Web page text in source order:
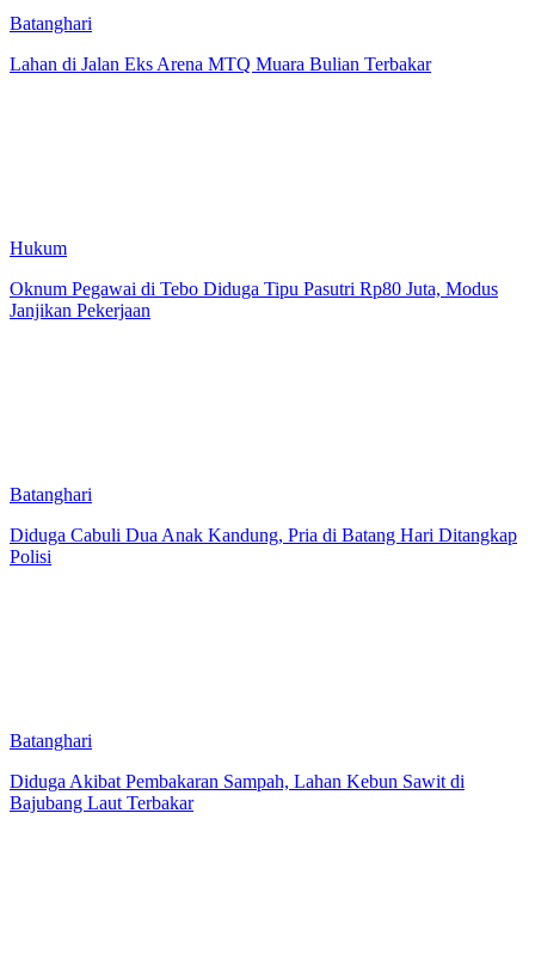
Batanghari
Lahan di Jalan Eks Arena MTQ Muara Bulian Terbakar
Hukum
Oknum Pegawai di Tebo Diduga Tipu Pasutri Rp80 Juta, Modus
Janjikan Pekerjaan
Batanghari
Diduga Cabuli Dua Anak Kandung, Pria di Batang Hari Ditangkap
Polisi
Batanghari
Diduga Akibat Pembakaran Sampah, Lahan Kebun Sawit di
Bajubang Laut Terbakar